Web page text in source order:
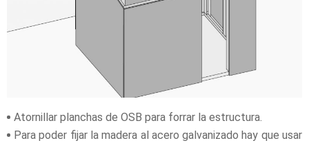
Atornillar planchas de OSB para forrar la estructura.
Para poder fijar la madera al acero galvanizado hay que usar